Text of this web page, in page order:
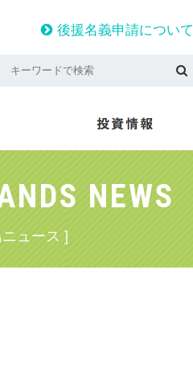
後援名義申請について
NEWS
ュース ]